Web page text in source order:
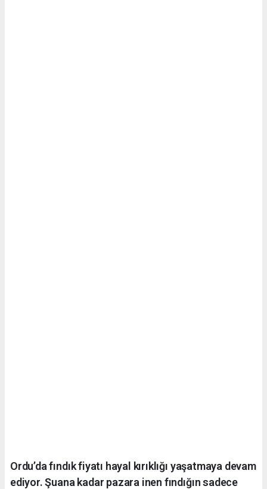
Ordu’da fındık fiyatı hayal kırıklığı yaşatmaya devam
ediyor. Şuana kadar pazara inen fındığın sadece